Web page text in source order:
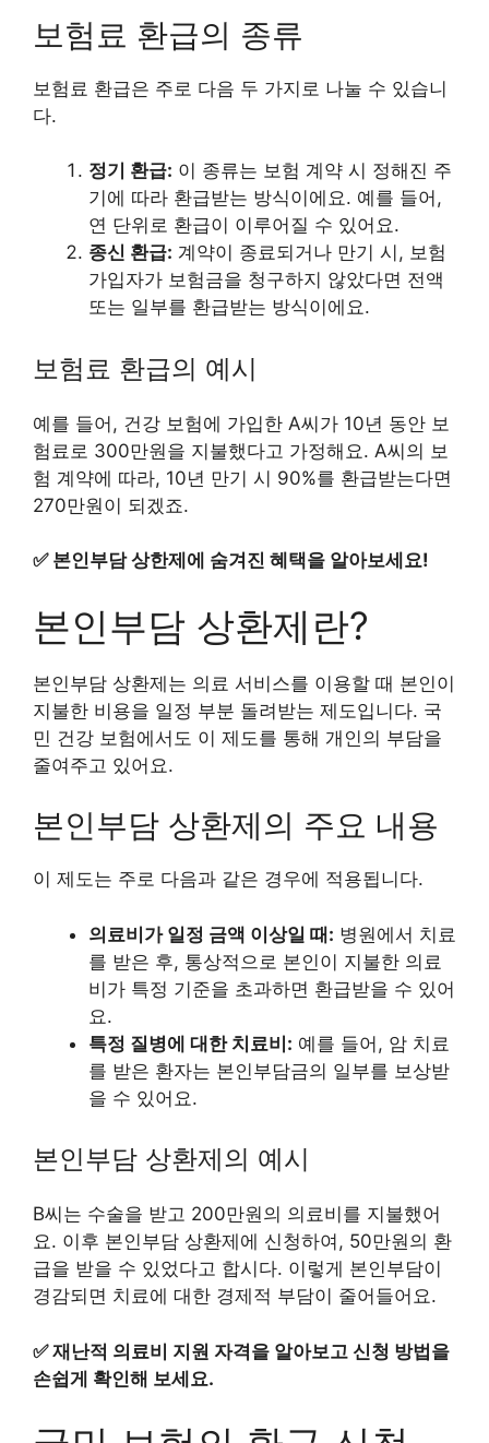
보험료 환급의 종류
보험료 환급은 주로 다음 두 가지로 나눌 수 있습니
다.
정기 환급: 이 종류는 보험 계약 시 정해진 주
기에 따라 환급받는 방식이에요. 예를 들어,
연 단위로 환급이 이루어질 수 있어요.
종신 환급: 계약이 종료되거나 만기 시, 보험
가입자가 보험금을 청구하지 않았다면 전액
또는 일부를 환급받는 방식이에요.
보험료 환급의 예시
예를 들어, 건강 보험에 가입한 A씨가 10년 동안 보
험료로 300만원을 지불했다고 가정해요. A씨의 보
험 계약에 따라, 10년 만기 시 90%를 환급받는다면
270만원이 되겠죠.
✅ 본인부담 상한제에 숨겨진 혜택을 알아보세요!
본인부담 상환제란?
본인부담 상환제는 의료 서비스를 이용할 때 본인이
지불한 비용을 일정 부분 돌려받는 제도입니다. 국
민 건강 보험에서도 이 제도를 통해 개인의 부담을
줄여주고 있어요.
본인부담 상환제의 주요 내용
이 제도는 주로 다음과 같은 경우에 적용됩니다.
의료비가 일정 금액 이상일 때: 병원에서 치료
를 받은 후, 통상적으로 본인이 지불한 의료
비가 특정 기준을 초과하면 환급받을 수 있어
요.
특정 질병에 대한 치료비: 예를 들어, 암 치료
를 받은 환자는 본인부담금의 일부를 보상받
을 수 있어요.
본인부담 상환제의 예시
B씨는 수술을 받고 200만원의 의료비를 지불했어
요. 이후 본인부담 상환제에 신청하여, 50만원의 환
급을 받을 수 있었다고 합시다. 이렇게 본인부담이
경감되면 치료에 대한 경제적 부담이 줄어들어요.
✅재난적 의료비 지원 자격을 알아보고 신청 방법을
손쉽게 확인해 보세요.